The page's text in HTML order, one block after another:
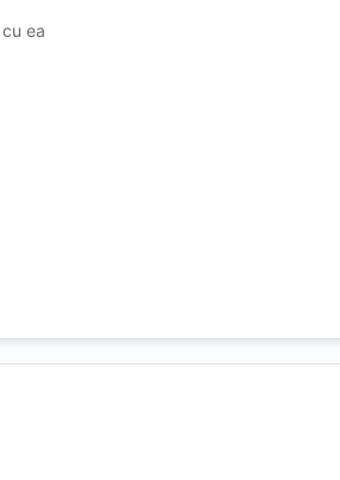
ea